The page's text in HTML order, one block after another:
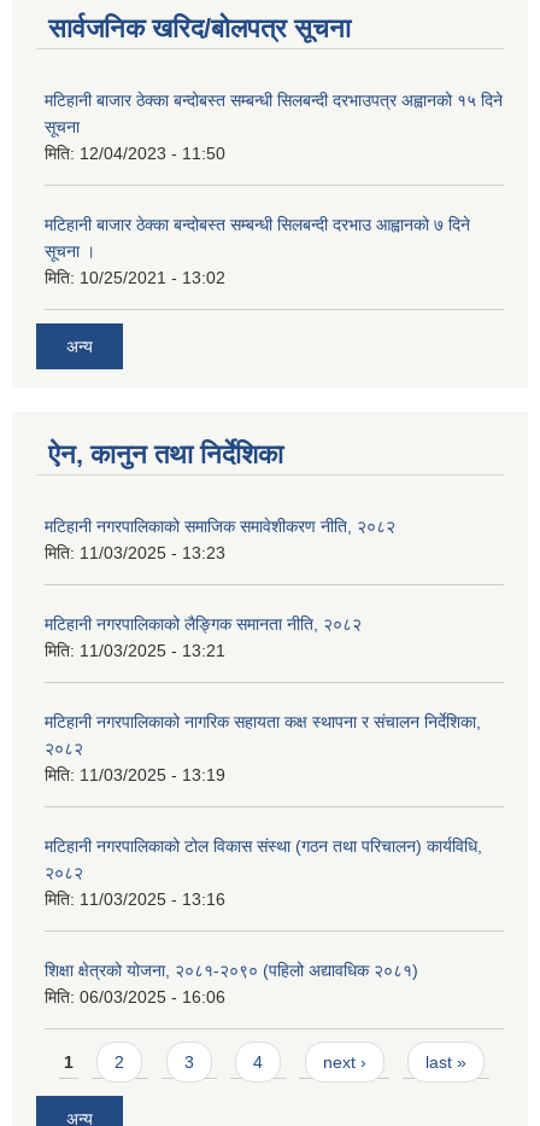
सार्वजनिक खरिद/बोलपत्र सूचना
मटिहानी बाजार ठेक्का बन्दोबस्त सम्बन्धी सिलबन्दी दरभाउपत्र अह्वानको १५ दिने
सूचना
मिति: 12/04/2023 - 11:50
मटिहानी बाजार ठेक्का बन्दोबस्त सम्बन्धी सिलबन्दी दरभाउ आह्वानको ७ दिने
सूचना ।
मिति: 10/25/2021 - 13:02
अन्य
ऐन, कानुन तथा निर्देशिका
मटिहानी नगरपालिकाको समाजिक समावेशीकरण नीति, २०८२
मिति: 11/03/2025 - 13:23
मटिहानी नगरपालिकाको लैङ्गिक समानता नीति, २०८२
मिति: 11/03/2025 - 13:21
मटिहानी नगरपालिकाको नागरिक सहायता कक्ष स्थापना र संचालन निर्देशिका,
२०८२
मिति: 11/03/2025 - 13:19
मटिहानी नगरपालिकाको टोल विकास संस्था (गठन तथा परिचालन) कार्यविधि,
२०८२
मिति: 11/03/2025 - 13:16
शिक्षा क्षेत्रको योजना, २०८१-२०९० ‌‍(पहिलो अद्यावधिक २०८१)
मिति: 06/03/2025 - 16:06
Pages
1 2 3 4 next › last »
अन्य